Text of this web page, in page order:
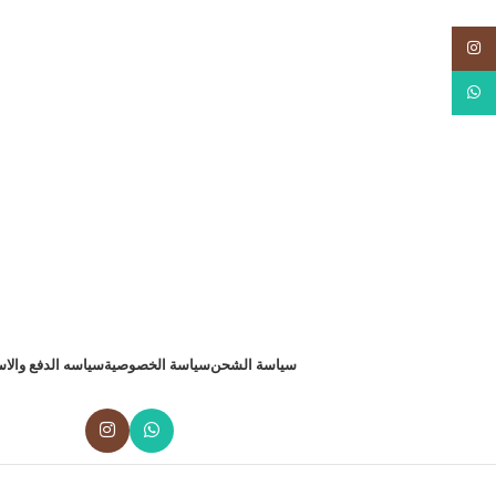
سياسه الدفعسياسة الخصوصيةسياسة الشحن